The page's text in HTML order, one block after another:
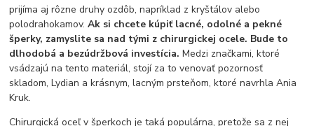
prijíma aj rôzne druhy ozdôb, napríklad z kryštálov alebo
polodrahokamov.Ak si chcete kúpiť lacné, odolné a pekné
šperky, zamyslite sa nad tými z chirurgickej ocele. Bude to
dlhodobá a bezúdržbová investícia. Medzi značkami, ktoré
vsádzajú na tento materiál, stojí za to venovať pozornosť
skladom, Lydian a krásnym, lacným prsteňom, ktoré navrhla Ania
Kruk.
Chirurgická oceľ v šperkoch je taká populárna, pretože sa z nej